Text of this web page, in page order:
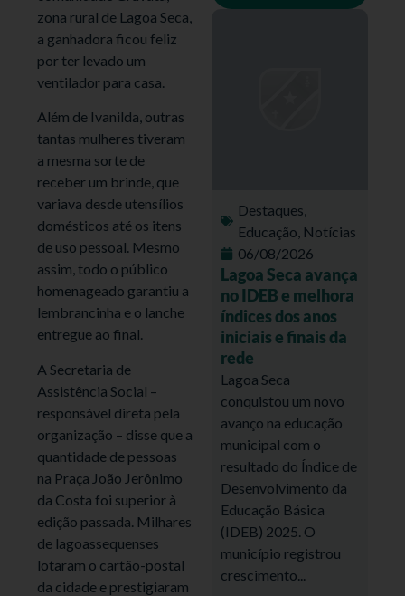
zona rural de Lagoa Seca,
a ganhadora ficou feliz
por ter levado um
ventilador para casa.
Além de Ivanilda, outras
tantas mulheres tiveram
a mesma sorte de
receber um brinde, que
variava desde utensílios
domésticos até os itens
de uso pessoal. Mesmo
assim, todo o público
homenageado garantiu a
lembrancinha e o lanche
entregue ao final.
A Secretaria de
Assistência Social –
responsável direta pela
organização – disse que a
quantidade de pessoas
na Praça João Jerônimo
da Costa foi superior à
edição passada. Milhares
de lagoassequenses
lotaram o cartão-postal
da cidade e prestigiaram
Destaques,
Educação, Notícias
06/08/2026
Lagoa Seca avança
no IDEB e melhora
índices dos anos
iniciais e finais da
rede
Lagoa Seca
conquistou um novo
avanço na educação
municipal com o
resultado do Índice de
Desenvolvimento da
Educação Básica
(IDEB) 2025. O
município registrou
crescimento...